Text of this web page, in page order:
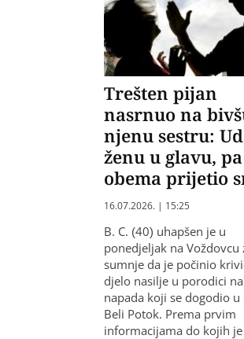
Trešten pijan
nasrnuo na
njenu sestru:
ženu u glavu,
obema prijetio
16.07.2026. | 15:25
B. C. (40) uhapšen je u
ponedjeljak na Voždovcu
sumnje da je počinio
djelo nasilje u porodici
napada koji se dogodio u
Beli Potok. Prema prvim
informacijama do kojih